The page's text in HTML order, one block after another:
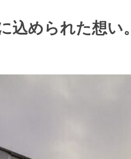
込められた想い。